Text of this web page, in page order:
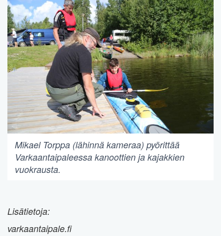
Mikael Torppa (lähinnä kameraa) pyörittää
Varkaantaipaleessa kanoottien ja kajakkien
vuokrausta.
Lisätietoja:
varkaantaipale.fi